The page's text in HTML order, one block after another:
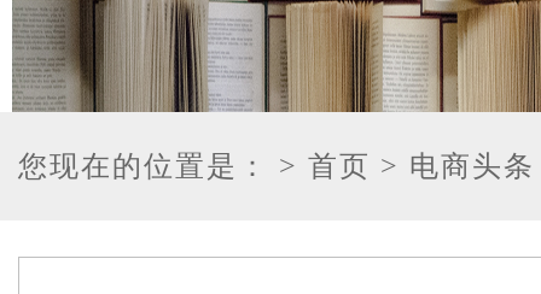
您现在的位置是： > 首页 > 电商头条